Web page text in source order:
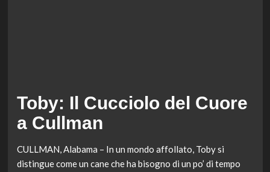
Toby: Il Cucciolo del Cuore
a Cullman
CULLMAN, Alabama – In un mondo affollato, Toby si
distingue come un cane che ha bisogno di un po’ di tempo